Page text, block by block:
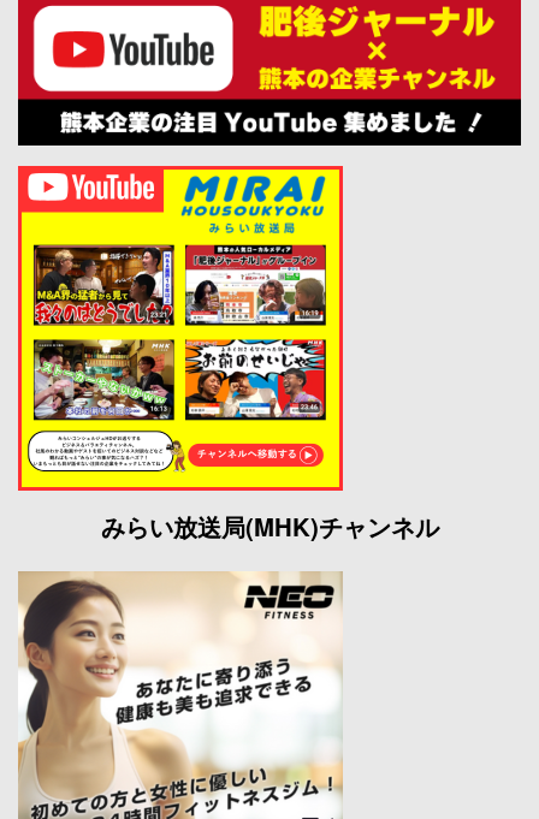
みらい放送局(MHK)チャンネル